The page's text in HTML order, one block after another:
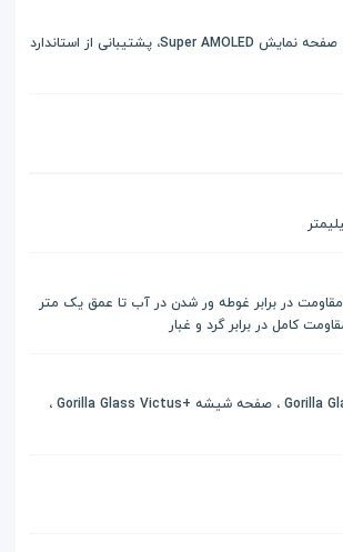
دوربین اصلی سه گانه، صفحه نمایش Super AMOLED، پشتیبانی از استاندارد
دارای گواهینامه IP67 مقاومت در برابر غوطه ور شدن در آب تا عمق یک متر
بدنه پشت شیشه Gorilla Glass ، صفحه شیشه +Gorilla Glass Victus ،